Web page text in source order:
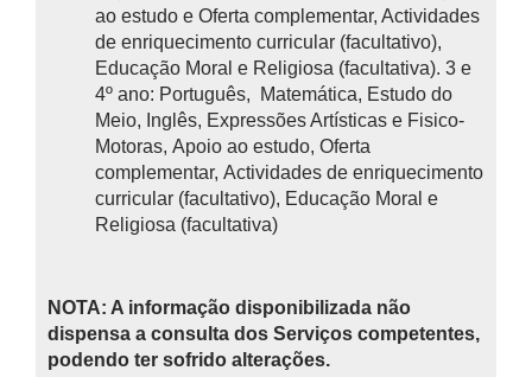
ao estudo e Oferta complementar, Actividades
de enriquecimento curricular (facultativo),
Educação Moral e Religiosa (facultativa). 3 e
4º ano: Português, Matemática, Estudo do
Meio, Inglês, Expressões Artísticas e Fisico-
Motoras, Apoio ao estudo, Oferta
complementar, Actividades de enriquecimento
curricular (facultativo), Educação Moral e
Religiosa (facultativa)
NOTA: A informação disponibilizada não
dispensa a consulta dos Serviços competentes,
podendo ter sofrido alterações.